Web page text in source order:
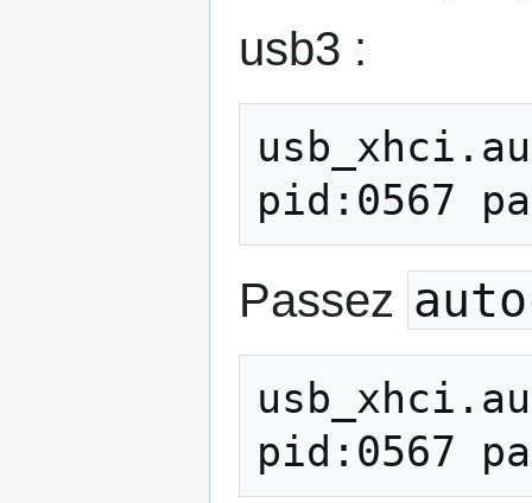
usb3 :
pid:0567
Passez
pid:0567